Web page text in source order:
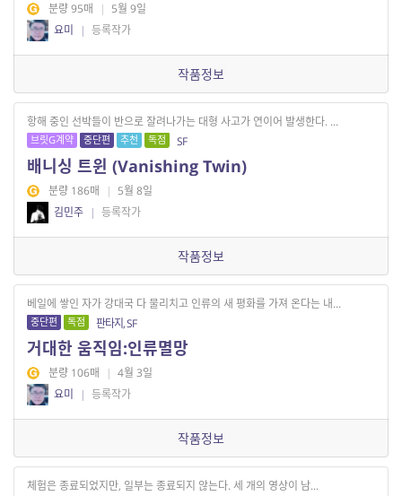
분량 95매 | 5월 9일
요미
| 등록작가
작품정보
항해 중인 선박들이 반으로 잘려나가는 대형 사고가 연이어 발생한다. ...
브릿G계약 중단편 추천 독점 SF
배니싱 트윈 (Vanishing Twin)
분량 186매 | 5월 8일
김민주 | 등록작가
작품정보
베일에 쌓인 자가 강대국 다 물리치고 인류의 새 평화를 가져 온다는 내...
중단편 독점 판타지, SF
거대한 움직임:인류멸망
분량 106매 | 4월 3일
요미
| 등록작가
작품정보
체험은 종료되었지만, 일부는 종료되지 않는다. 세 개의 영상이 남...